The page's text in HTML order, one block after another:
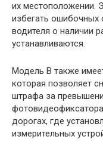
их местоположении.
избегать ошибочных
водителя о наличии
устанавливаются.
Модель B также
которая позволяет
штрафа за
дорогах, где
измерительных